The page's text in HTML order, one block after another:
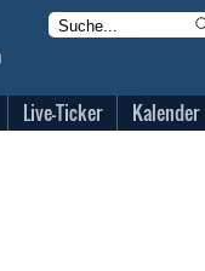
Live-Ticker Kalender